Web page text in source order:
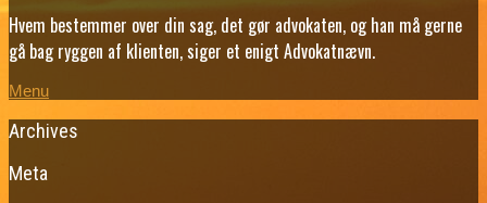
Hvem bestemmer over din sag, det gør advokaten, og han må gerne
gå bag ryggen af klienten, siger et enigt Advokatnævn.
Menu
Archives
Meta